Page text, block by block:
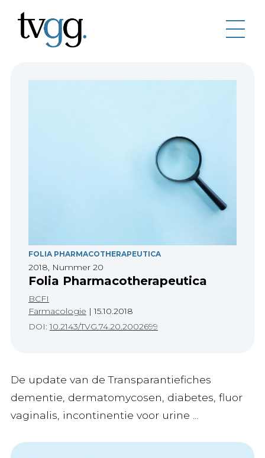
FOLIA PHARMACOTHERAPEUTICA
2018, Nummer 20
Folia Pharmacotherapeutica
BCFI
Farmacologie |15.10.2018
DOI:10.2143/TVG.74.20.2002699
De update van de Transparantiefiches
dementie, dermatomycosen, diabetes, fluor
vaginalis, incontinentie voor urine ...